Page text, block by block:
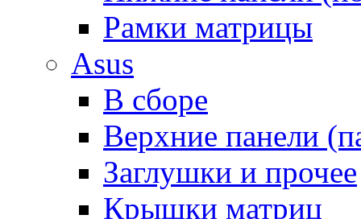
Рамки матрицы
Asus
В сборе
Верхние панели
Заглушки и прочее
Крышки матриц